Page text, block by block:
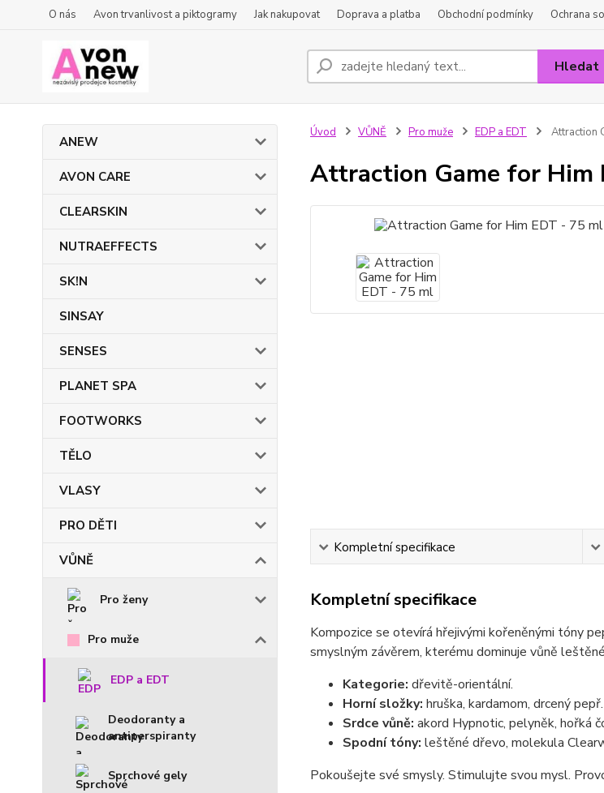
O nás Avon trvanlivost a piktogramy Jak nakupovat Doprava a platba Obchodní podmínky Ochrana
Hledat
ANEW
AVON CARE
CLEARSKIN
NUTRAEFFECTS
SK!N
SINSAY
SENSES
PLANET SPA
FOOTWORKS
TĚLO
VLASY
PRO DĚTI
VŮNĚ
Pro ženy
Pro muže
EDP a EDT
Deodoranty a
antiperspiranty
Sprchové gely
Úvod VŮNĚ Pro muže EDP a EDT Attraction
Attraction Game for Him
Kompletní specifikace
Kompletní specifikace
Kompozice se otevírá hřejivými kořeněnými tóny
smyslným závěrem, kterému dominuje vůně
Kategorie: dřevitě-orientální.
Horní složky: hruška, kardamom, drcený pepř.
Srdce vůně: akord Hypnotic, pelyněk, hořká
Spodní tóny: leštěné dřevo, molekula
Pokoušejte své smysly. Stimulujte svou mysl.